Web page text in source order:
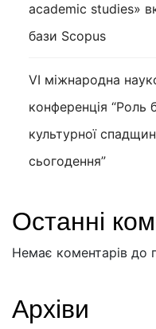
academic studies»
бази Scopus
VI міжнародна
конференція “Роль
культурної
сьогодення”
Останні
Немає коментарів до
Архіви